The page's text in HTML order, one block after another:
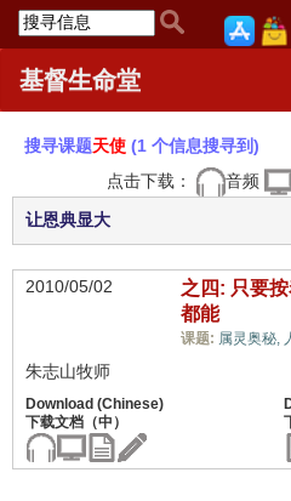
基督生命堂
搜寻课题天使 (1 个信息搜寻到)
点击下载：
音频
让恩典显大
2010/05/02
之四: 只要
都能
课题: 属灵奥秘,
朱志山牧师